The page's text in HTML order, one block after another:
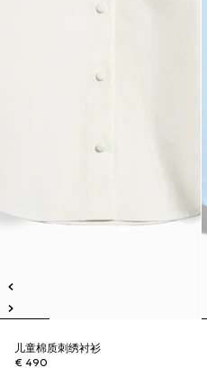
儿童棉质刺绣衬衫
€ 490